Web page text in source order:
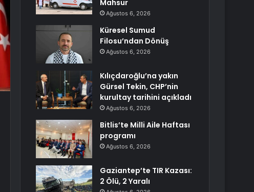
Mahsur
Ağustos 6, 2026
Küresel Sumud
Filosu’ndan Dönüş
Ağustos 6, 2026
Kılıçdaroğlu’na yakın
Gürsel Tekin, CHP’nin
kurultay tarihini açıkladı
Ağustos 6, 2026
Bitlis’te Milli Aile Haftası
programı
Ağustos 6, 2026
Gaziantep’te TIR Kazası:
2 Ölü, 2 Yaralı